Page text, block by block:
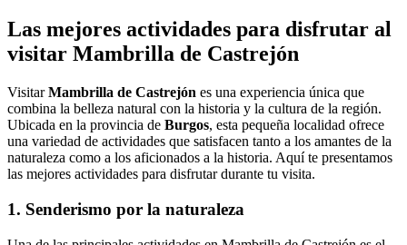
Las mejores actividades para disfrutar al
visitar Mambrilla de Castrejón
VisitarMambrilla de Castrejón es una experiencia única que
combina la belleza natural con la historia y la cultura de la región.
Ubicada en la provincia de Burgos, esta pequeña localidad ofrece
una variedad de actividades que satisfacen tanto a los amantes de la
naturaleza como a los aficionados a la historia. Aquí te presentamos
las mejores actividades para disfrutar durante tu visita.
1. Senderismo por la naturaleza